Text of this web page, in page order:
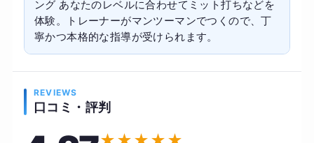
ング あなたのレベルに合わせてミット打ちなどを
体験。トレーナーがマンツーマンでつくので、丁
寧かつ本格的な指導が受けられます。
REVIEWS
口コミ・評判